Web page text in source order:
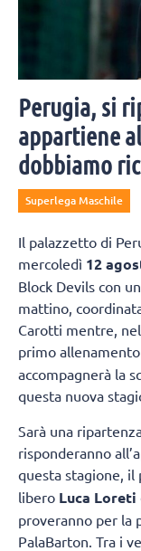
Perugia, si
appartiene
dobbiamo
Superlega Maschile
Il palazzetto di
mercoledì 12
Block Devils con
mattino,
Carotti mentre,
primo
accompagnerà la
questa nuova
Sarà una
risponderanno
questa stagione, il
libero Luca Loreti
proveranno per la
PalaBarton. Tra i